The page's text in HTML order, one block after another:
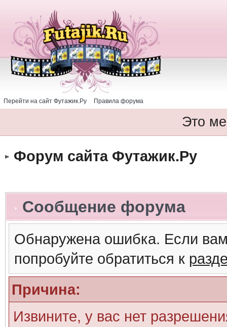
Перейти на сайт Футажик.Ру Правила форума
Это
Форум сайта Футажик.Ру
Сообщение форума
Обнаружена ошибка. Если
попробуйте обратиться к
Причина:
Извините, у вас нет